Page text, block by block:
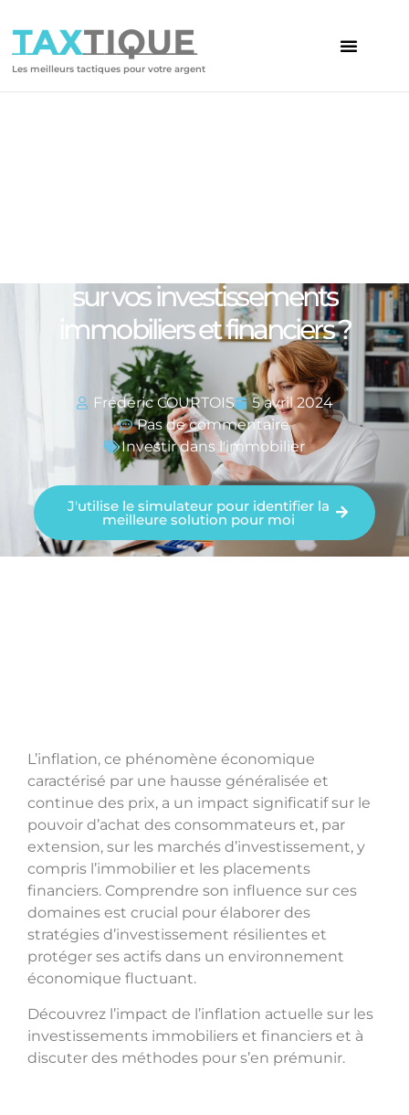
TAXTIQUE
Les meilleurs tactiques pour votre argent
sur vos investissements
immobiliers et financiers ?
Frédéric COURTOIS
5 avril 2024
Pas de commentaire
Investir dans l'immobilier
J'utilise le simulateur pour identifier la
meilleure solution pour moi
L’inflation, ce phénomène économique
caractérisé par une hausse généralisée et
continue des prix, a un impact significatif sur le
pouvoir d’achat des consommateurs et, par
extension, sur les marchés d’investissement, y
compris l’immobilier et les placements
financiers. Comprendre son influence sur ces
domaines est crucial pour élaborer des
stratégies d’investissement résilientes et
protéger ses actifs dans un environnement
économique fluctuant.
Découvrez l’impact de l’inflation actuelle sur les
investissements immobiliers et financiers et à
discuter des méthodes pour s’en prémunir.